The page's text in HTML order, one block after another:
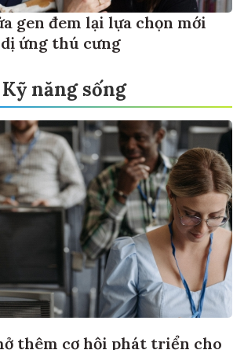
gen đem lại lựa chọn mới
ứng thú cưng
năng sống
thêm cơ hội phát triển cho